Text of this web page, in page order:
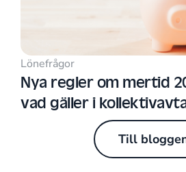
Lönefrågor
Nya regler om mertid
vad gäller i
Till